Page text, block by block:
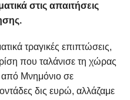
στις απαιτήσεις
τραγικές επιπτώσεις,
που ταλάνισε τη χώρας
από Μνημόνιο σε
δις ευρώ, αλλάζαμε